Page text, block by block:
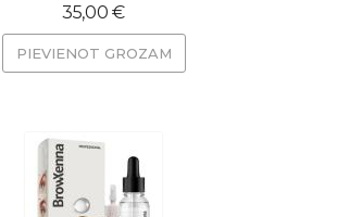
35,00 €
PIEVIENOT GROZAM